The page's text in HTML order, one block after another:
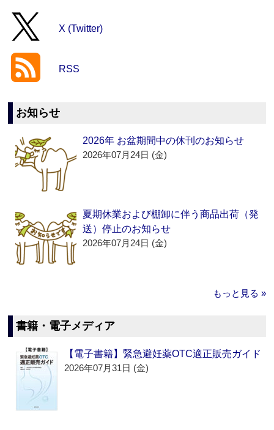
X (Twitter)
RSS
お知らせ
2026年 お盆期間中の休刊のお知らせ
2026年07月24日 (金)
夏期休業および棚卸に伴う商品出荷（発
送）停止のお知らせ
2026年07月24日 (金)
もっと見る »
書籍・電子メディア
【電子書籍】緊急避妊薬OTC適正販売ガイド
2026年07月31日 (金)